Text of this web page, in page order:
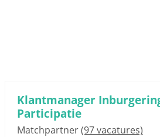
Klantmanager
Participatie
Matchpartner(97 vacatures)